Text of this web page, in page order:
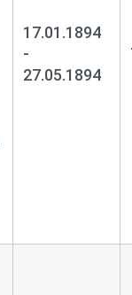
17.01.1894
-
27.05.1894